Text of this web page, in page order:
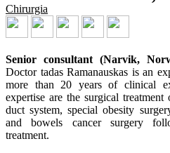
Chirurgia
Senior consultant (Narvik,
Doctor tadas Ramanauskas is an
more than 20 years of clinical
expertise are the surgical
duct system, special obesity
and bowels cancer surgery
treatment.